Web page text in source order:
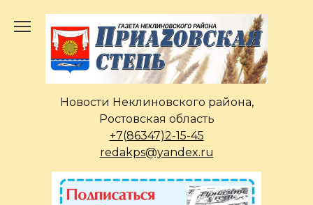
содержанию
Новости Неклиновского района,
Ростовская область
+7(86347)2-15-45
redakps@yandex.ru